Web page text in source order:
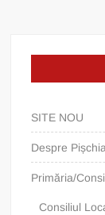
SITE NOU
Despre
Primăria/
Consiliul